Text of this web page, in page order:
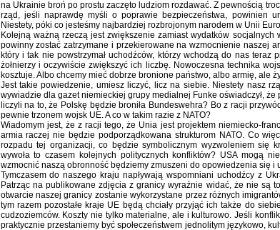
na Ukrainie broń po prostu zaczęto ludziom rozdawać. Z pewnością
rząd, jeśli naprawdę myśli o poprawie bezpieczeństwa, powinien
Niestety, póki co jesteśmy najbardziej rozbrojonym narodem w Unii
Kolejną ważną rzeczą jest zwiększenie zamiast wydatków
powinny zostać zatrzymane i przekierowane na wzmocnienie naszej
który i tak nie powstrzymał uchodźców, którzy wchodzą do nas
żołnierzy i oczywiście zwiększyć ich liczbę. Nowoczesna technika
kosztuje. Albo chcemy mieć dobrze bronione państwo, albo armię, ale
Jest takie powiedzenie, umiesz liczyć, licz na siebie. Niestety nasz
wywiadzie dla gazet niemieckiej grupy medialnej Funke oświadczył,
liczyli na to, że Polskę będzie broniła Bundeswehra? Bo z racji
pewnie trzonem wojsk UE. A co w takim razie z NATO?
Wiadomym jest, że z racji tego, że Unia jest projektem niemiecko-
armia raczej nie będzie podporządkowana strukturom NATO. Co
rozpadu tej organizacji, co będzie symbolicznym wyzwoleniem się
wywoła to czasem kolejnych politycznych konfliktów? USA mogą
wzmocnić naszą obronność będziemy zmuszeni do opowiedzenia się i
Tymczasem do naszego kraju napływają wspomniani uchodźcy z
Patrząc na publikowane zdjęcia z granicy wyraźnie widać, że nie są
otwarcie naszej granicy zostanie wykorzystane przez różnych
tym razem pozostałe kraje UE będą chciały przyjąć ich także do
cudzoziemców. Koszty nie tylko materialne, ale i kulturowo. Jeśli
praktycznie przestaniemy być społeczeństwem jednolitym językowo,